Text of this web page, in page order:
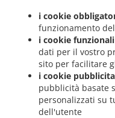
i cookie
funzionamento
i cookie funzionali
dati per il vostro
sito per facilitare
i cookie
pubblicità basate
personalizzati su
dell'utente
di consegna Valencia La Fuensanta
Sushi Servizio di consegna
Valencia Ensanche
. Sushi
Servizio di consegna Valencia
Extramurs
. Sushi Servizio di
Valencia Algirós . Sushi Servizio
Servizio di consegna Valencia